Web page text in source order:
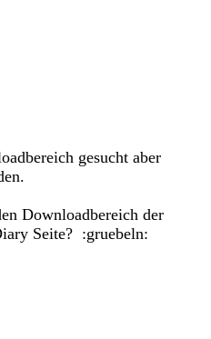
gesucht aber
Downloadbereich der
Seite? :gruebeln: